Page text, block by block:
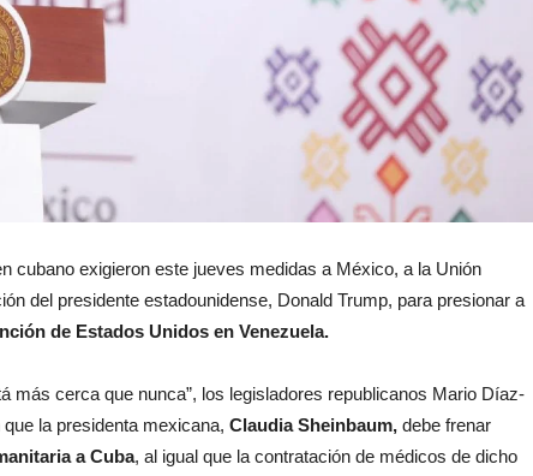
cubano exigieron este jueves medidas a México, a la Unión
del presidente estadounidense, Donald Trump, para presionar a
de Estados Unidos en Venezuela.
más cerca que nunca”, los legisladores republicanos Mario Díaz-
la presidenta mexicana, Claudia Sheinbaum, debe frenar
a Cuba, al igual que la contratación de médicos de dicho